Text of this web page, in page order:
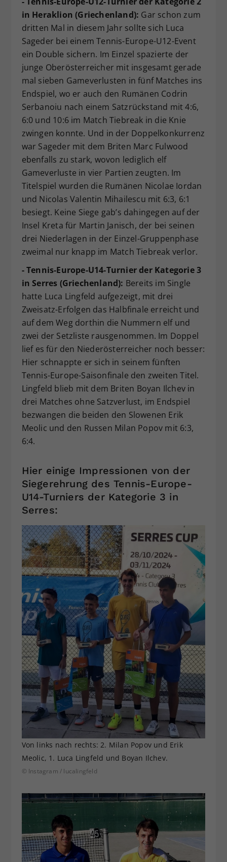
in Heraklion (Griechenland): Gar schon zum
dritten Mal in diesem Jahr sollte sich Luca
Sageder bei einem Tennis-Europe-U12-Event
ein Double sichern. Im Einzel spazierte der
junge Oberösterreicher mit insgesamt gerade
mal sieben Gameverlusten in fünf Matches ins
Endspiel, wo er auch den Rumänen Codrin
Serbanoiu nach einem Satzrückstand mit 4:6,
6:0 und 10:6 im Match Tiebreak in die Knie
zwingen konnte. Und in der Doppelkonkurrenz
war Sageder mit dem Briten Marc Fulwood
ebenfalls zu stark, wovon lediglich elf
Gameverluste in vier Partien zeugten. Im
Titelspiel wurden die Rumänen Nicolae Iordan
und Nicolas Valentin Mihailescu mit 6:3, 6:1
besiegt. Keine Siege gab’s dahingegen auf der
Insel Kreta für Martin Janisch, der bei seinen
drei Niederlagen in der Einzel-Gruppenphase
zweimal nur knapp im Match Tiebreak verlor.
- Tennis-Europe-U14-Turnier der Kategorie 3
in Serres (Griechenland): Bereits im Single
hatte Luca Lingfeld aufgezeigt, mit drei
Zweisatz-Erfolgen das Halbfinale erreicht und
auf dem Weg dorthin die Nummern elf und
zwei der Setzliste rausgenommen. Im Doppel
lief es für den Niederösterreicher noch besser:
Hier schnappte er sich in seinem fünften
Tennis-Europe-Saisonfinale den zweiten Titel.
Lingfeld blieb mit dem Briten Boyan Ilchev in
drei Matches ohne Satzverlust, im Endspiel
bezwangen die beiden den Slowenen Erik
Meolic und den Russen Milan Popov mit 6:3,
6:4.
Hier einige Impressionen von der
Siegerehrung des Tennis-Europe-
U14-Turniers der Kategorie 3 in
Serres:
Von links nach rechts: 2. Milan Popov und Erik
Meolic, 1. Luca Lingfeld und Boyan Ilchev.
© Instagram / lucalingfeld